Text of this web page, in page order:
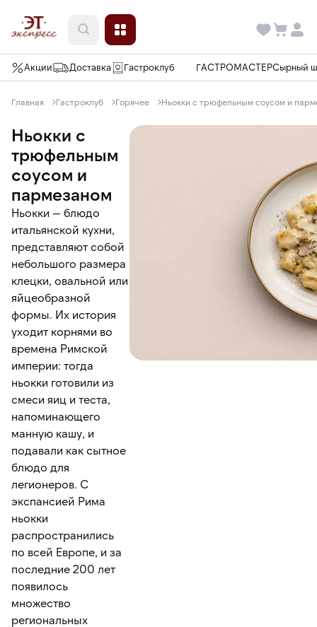
Акции Доставка Гастроклуб ГАСТРОМАСТЕРСырный
Главная Гастроклуб Горячее Ньокки с трюфельным соусом и
Ньокки с
трюфельным
соусом и
пармезаном
Ньокки — блюдо
итальянской кухни,
представляют собой
небольшого размера
клецки, овальной или
яйцеобразной
формы. Их история
уходит корнями во
времена Римской
империи: тогда
ньокки готовили из
смеси яиц и теста,
напоминающего
манную кашу, и
подавали как сытное
блюдо для
легионеров. С
экспансией Рима
ньокки
распространились
по всей Европе, и за
последние 200 лет
появилось
множество
региональных